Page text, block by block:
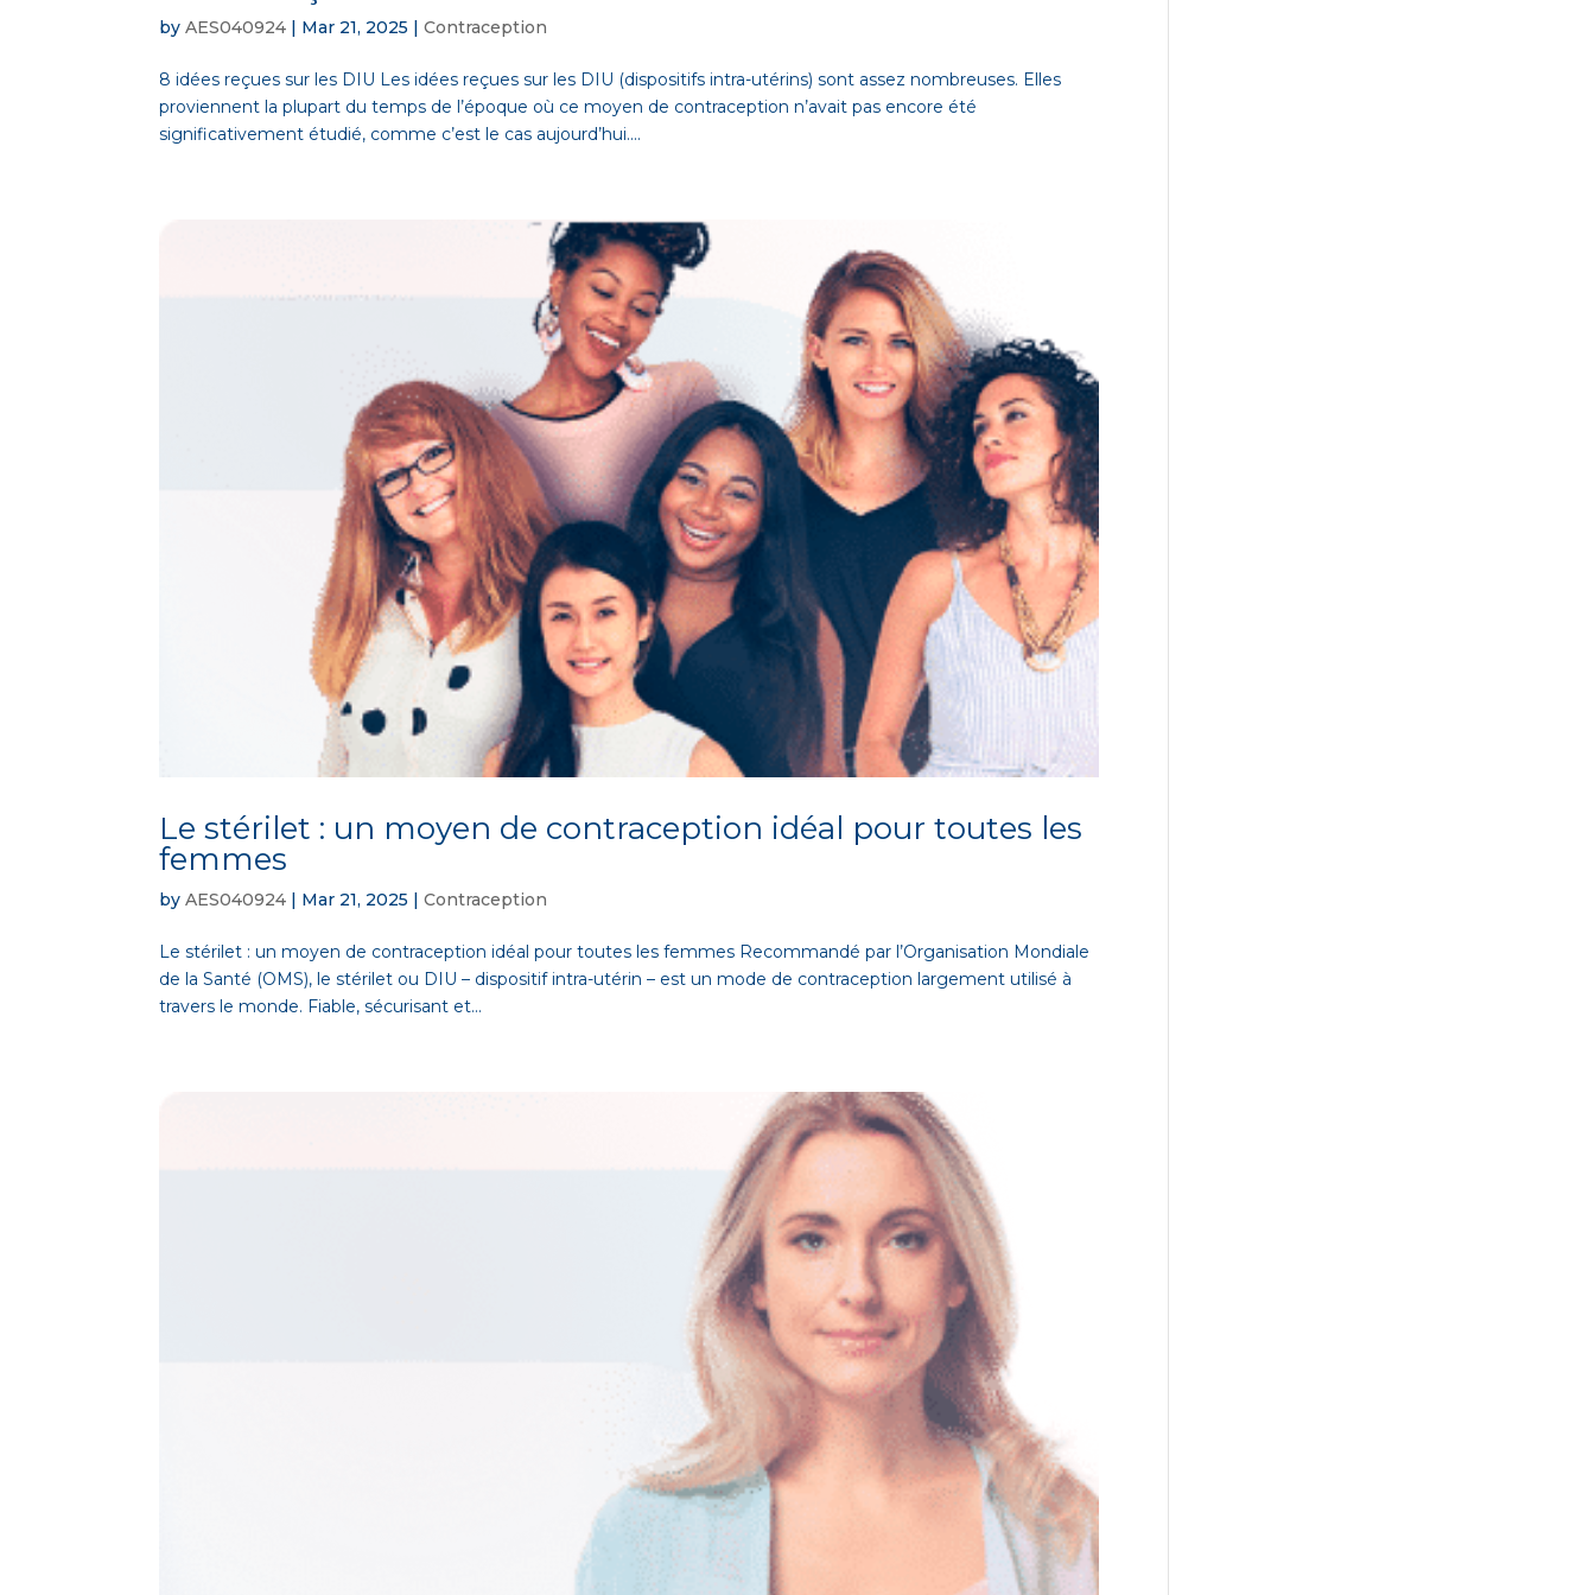
byAES040924 Mar 21, 2025 |Contraception
8 idées reçues sur les DIU Les idées reçues sur les DIU (dispositifs intra-utérins) sont assez nombreuses. Elles
proviennent la plupart du temps de l’époque où ce moyen de contraception n’avait pas encore été
significativement étudié, comme c’est le cas aujourd’hui....
Le stérilet : un moyen de contraception idéal pour toutes les
femmes
byAES040924 | Mar 21, 2025 |Contraception
Le stérilet : un moyen de contraception idéal pour toutes les femmes Recommandé par l’Organisation Mondiale
de la Santé (OMS), le stérilet ou DIU – dispositif intra-utérin – est un mode de contraception largement utilisé à
travers le monde. Fiable, sécurisant et...